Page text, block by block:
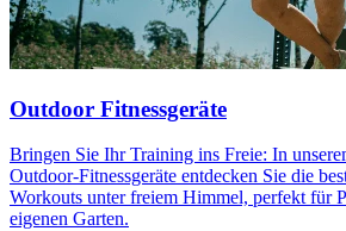
Outdoor Fitnessgeräte
Bringen Sie Ihr Training ins Freie: In
Outdoor-Fitnessgeräte entdecken Sie die
Workouts unter freiem Himmel, perfekt für
eigenen Garten.